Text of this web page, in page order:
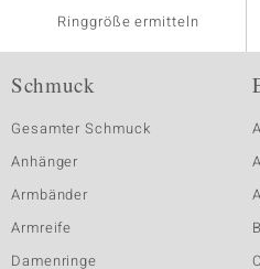
Ringgröße ermitteln
Schmuck
Gesamter Schmuck
Anhänger
Armbänder
Armreife
Damenringe